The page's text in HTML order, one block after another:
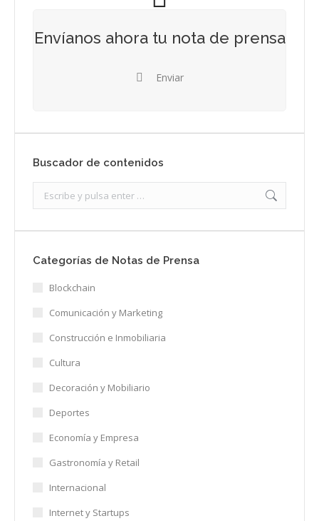
Envíanos ahora tu nota de prensa
Enviar
Buscador de contenidos
Categorías de Notas de Prensa
Blockchain
Comunicación y Marketing
Construcción e Inmobiliaria
Cultura
Decoración y Mobiliario
Deportes
Economía y Empresa
Gastronomía y Retail
Internacional
Internet y Startups